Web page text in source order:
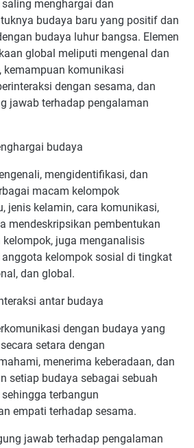
menghargai dan
budaya baru yang positif dan
budaya luhur bangsa. Elemen
global meliputi mengenal dan
kemampuan komunikasi
dengan sesama, dan
jawab terhadap pengalaman
budaya
mengidentifikasi, dan
macam kelompok
jenis kelamin, cara komunikasi,
mendeskripsikan pembentukan
juga menganalisis
kelompok sosial di tingkat
dan global.
antar budaya
dengan budaya yang
setara dengan
menerima keberadaan, dan
setiap budaya sebagai sebuah
terbangun
empati terhadap sesama.
jawab terhadap pengalaman